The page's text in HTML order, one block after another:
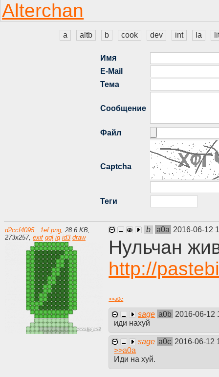
a altb b cook dev int la
d2ccf4095...1ef.png, 28.6 KB,
273x257, exif ggl iq id3 draw
b a0a 2016-06-12
Нульчан
http://
>>a0c
sage a0b 2016-06-12
иди нахуй
sage a0c 2016-06-12
>>a0a
Иди на хуй.